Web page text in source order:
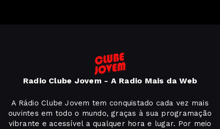
Radio Clube Jovem - A Radio Mais da Web
A Rádio Clube Jovem tem conquistado cada vez mais
ouvintes em todo o mundo, graças à sua programação
vibrante e acessível a qualquer hora e lugar. Por meio